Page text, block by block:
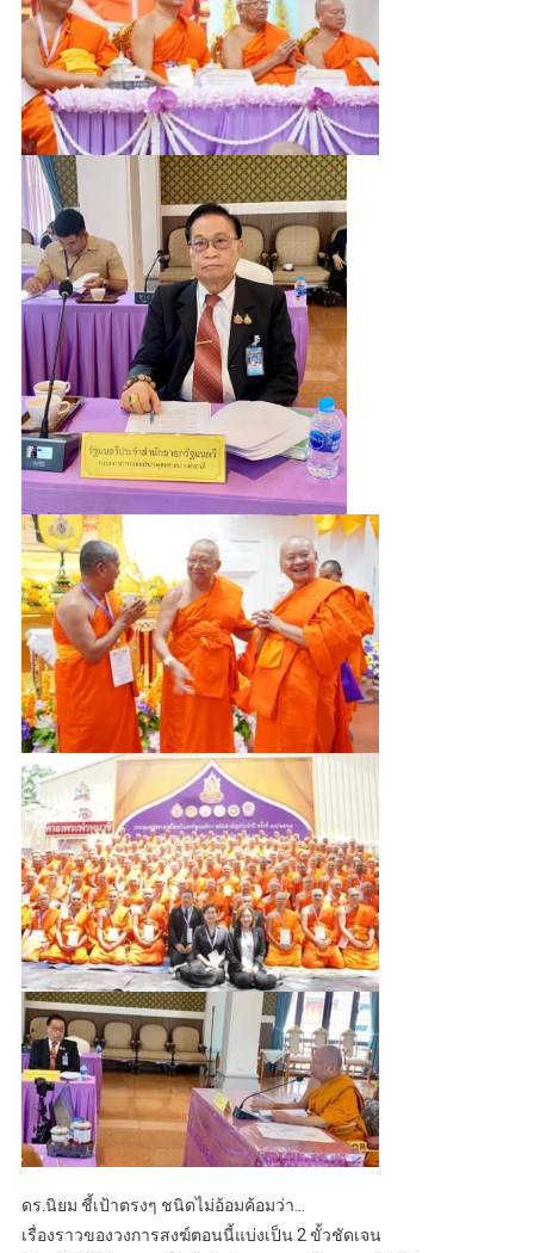
ดร.นิยม ชี้เป้าตรงๆ ชนิดไม่อ้อมค้อมว่า…
เรื่องราวของวงการสงฆ์ตอนนี้แบ่งเป็น 2 ขั้วชัดเจน